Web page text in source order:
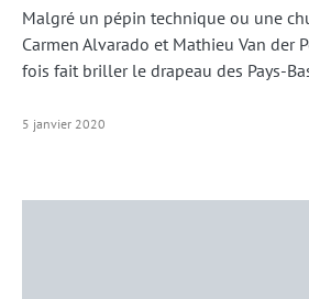
Malgré un pépin technique ou une
Carmen Alvarado et Mathieu Van der
fois fait briller le drapeau des Pays-
5 janvier 2020